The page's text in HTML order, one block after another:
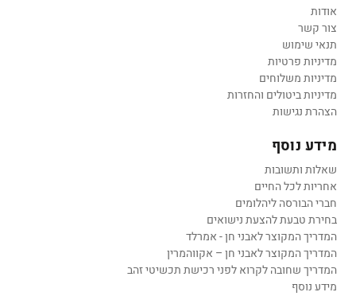
אודות
צור קשר
תנאי שימוש
מדיניות פרטיות
מדיניות משלוחים
מדיניות ביטולים והחזרות
הצהרת נגישות
מידע נוסף
שאלות ותשובות
אחריות לכל החיים
חברי הבורסה ליהלומים
בחירת טבעת להצעת נישואים
המדריך המקוצר לאבני חן - אמרלד
המדריך המקוצר לאבני חן – אקווהמרין
המדריך שחובה לקרוא לפני רכישת תכשיטי זהב
מידע נוסף